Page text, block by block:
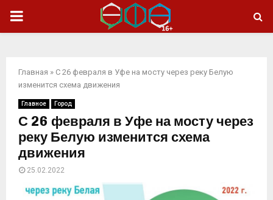
ОСНОВНОЕ
Главная » С 26 февраля в Уфе на мосту через реку Белую
изменится схема движения
Главное Город
С 26 февраля в Уфе на мосту через
реку Белую изменится схема
движения
25.02.2022